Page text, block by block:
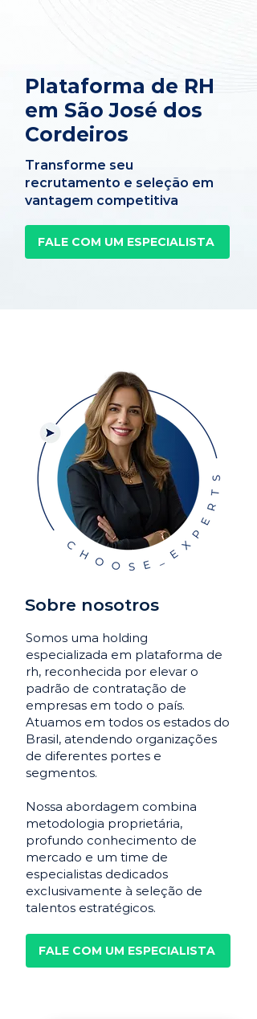
Plataforma de RH
em São José dos
Cordeiros
Transforme seu
recrutamento e seleção em
vantagem competitiva
FALE COM UM ESPECIALISTA
Sobre nosotros
Somos uma holding
especializada em plataforma de
rh, reconhecida por elevar o
padrão de contratação de
empresas em todo o país.
Atuamos em todos os estados do
Brasil, atendendo organizações
de diferentes portes e
segmentos.
Nossa abordagem combina
metodologia proprietária,
profundo conhecimento de
mercado e um time de
especialistas dedicados
exclusivamente à seleção de
talentos estratégicos.
FALE COM UM ESPECIALISTA